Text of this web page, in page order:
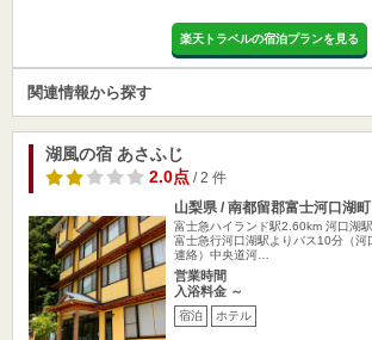
楽天トラベルの宿泊プランを見る
関連情報から探す
湖風の宿 あさふじ
2.0点/ 2 件
山梨県 / 南都留郡富士河口湖
富士急ハイランド駅2.60km 河口湖
富士急行河口湖駅よりバス10分（
連絡）中央道河…
営業時間
入浴料金 ～
宿泊 ホテル